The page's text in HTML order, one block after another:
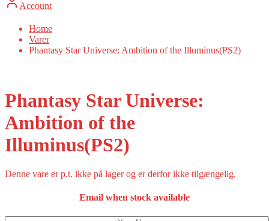
Account
Home
Varer
Phantasy Star Universe: Ambition of the Illuminus(PS2)
Phantasy Star Universe:
Ambition of the
Illuminus(PS2)
Denne vare er p.t. ikke på lager og er derfor ikke tilgængelig.
Email when stock available